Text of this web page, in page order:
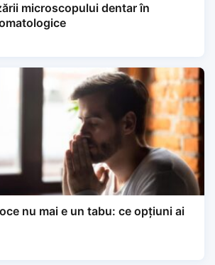
microscopului dentar în
nu mai e un tabu: ce opțiuni ai